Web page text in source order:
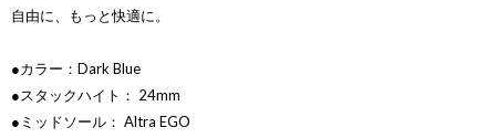
自由に、もっと快適に。
●カラー：Dark Blue
●スタックハイト： 24mm
●ミッドソール： Altra EGO